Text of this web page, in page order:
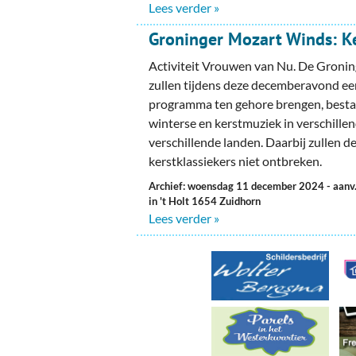
Lees verder »
Groninger Mozart Winds:
Activiteit Vrouwen van Nu. De
zullen tijdens deze decemberavond
programma ten gehore brengen,
winterse en kerstmuziek in
verschillende landen. Daarbij zullen
kerstklassiekers niet ontbreken.
Archief: woensdag 11 december 2024-
in 't Holt 1654 Zuidhorn
Lees verder »